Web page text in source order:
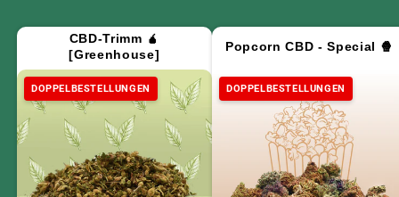
CBD-Trimm 🧉
[Greenhouse]
DOPPELBESTELLUNGEN
Popcorn CBD - Special 🍿
DOPPELBESTELLUNGEN